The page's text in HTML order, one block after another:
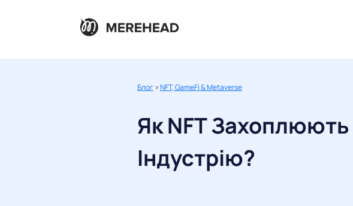
Блог >NFT, GameFi & Metaverse
Як NFT
Індустрію?